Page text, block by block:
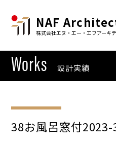
NAF
株式会社エヌ・エー・エフアーキ
Works 設計実績
38お風呂窓付